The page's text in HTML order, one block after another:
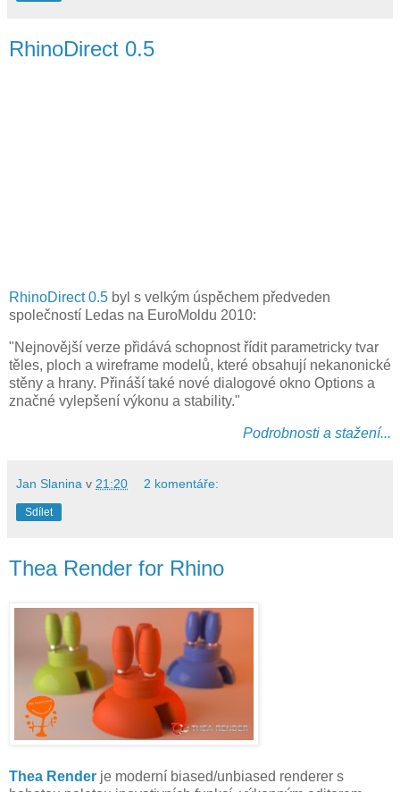
RhinoDirect 0.5
RhinoDirect 0.5 byl s velkým úspěchem předveden
společností Ledas na EuroMoldu 2010:
"Nejnovější verze přidává schopnost řídit parametricky tvar
těles, ploch a wireframe modelů, které obsahují nekanonické
stěny a hrany. Přináší také nové dialogové okno Options a
značné vylepšení výkonu a stability."
Podrobnosti a stažení...
Jan Slanina v 21:20 2 komentáře:
Sdílet
Thea Render for Rhino
Thea Render je moderní biased/unbiased renderer s